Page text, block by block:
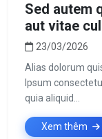
Sed autem
aut vitae
23/03/2026
Alias dolorum
Ipsum
quia aliquid...
Xem thêm